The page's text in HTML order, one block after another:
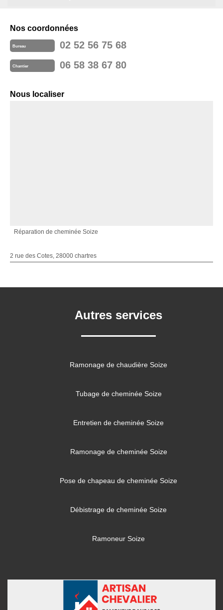
Nos coordonnées
Bureau 02 52 56 75 68
Chantier 06 58 38 67 80
Nous localiser
Réparation de cheminée Soize
2 rue des Cotes, 28000 chartres
Autres services
Ramonage de chaudière Soize
Tubage de cheminée Soize
Entretien de cheminée Soize
Ramonage de cheminée Soize
Pose de chapeau de cheminée Soize
Débistrage de cheminée Soize
Ramoneur Soize